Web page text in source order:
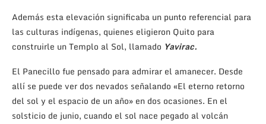
Además esta elevación significaba un punto referencial para
las culturas indígenas, quienes eligieron Quito para
construirle un Templo al Sol, llamado Yavirac.
El Panecillo fue pensado para admirar el amanecer. Desde
allí se puede ver dos nevados señalando «El eterno retorno
del sol y el espacio de un año» en dos ocasiones. En el
solsticio de junio, cuando el sol nace pegado al volcán